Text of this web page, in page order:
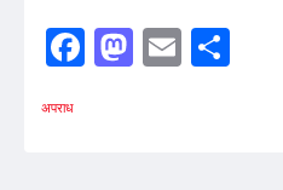
Facebook
Mastodon
Email
अपराध